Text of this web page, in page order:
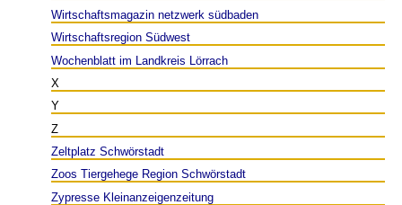
Wirtschaftsmagazin netzwerk südbaden
Wirtschaftsregion Südwest
Wochenblatt im Landkreis Lörrach
X
Y
Z
Zeltplatz Schwörstadt
Zoos Tiergehege Region Schwörstadt
Zypresse Kleinanzeigenzeitung